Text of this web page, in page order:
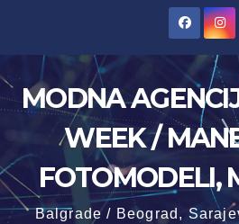
content
MODNA
WEEK /
FOTOMODELI,
Balgrade / Beograd,